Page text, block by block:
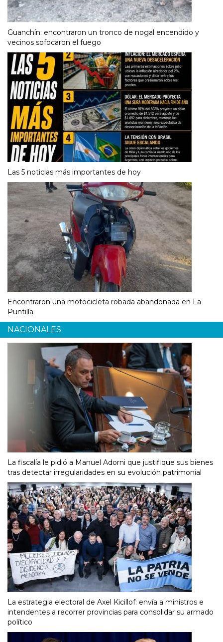
Guanchín: encontraron un tronco de nogal encendido y
vecinos sofocaron el fuego
Las 5 noticias más importantes de hoy
Encontraron una motocicleta robada abandonada en La
Puntilla
NACIONALES
La fiscalía le pidió a Manuel Adorni que justifique sus bienes
tras detectar irregularidades en su evolución patrimonial
La estrategia electoral de Axel Kicillof: envía a ministros e
intendentes a recorrer provincias para consolidar su armado
político